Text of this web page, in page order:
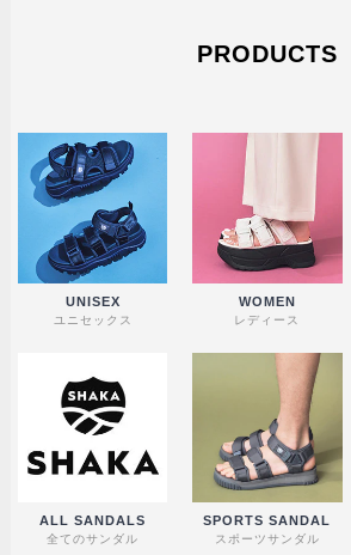
PRODUCTS
UNISEX
ユニセックス
WOMEN
レディース
ALL SANDALS
全てのサンダル
SPORTS SANDAL
スポーツサンダル